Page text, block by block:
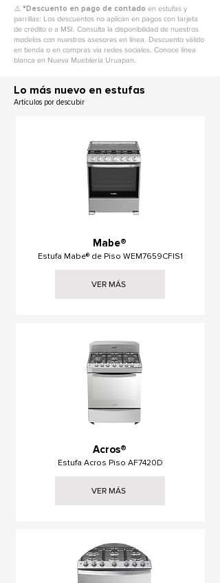
⚠️ *Descuento en pago de contado en estufas y
parrillas: Los descuentos no aplican en pagos con tarjeta
de crédito o a MSI. Consulta la disponibilidad de nuestros
modelos con nuestros asesores en línea. Descuento válido
en tienda o en compras vía redes sociales. Conoce línea
blanca en Nueva Mueblería Uruapan.
Lo más nuevo en estufas
Artículos por descubir
Mabe®
Estufa Mabe® de Piso WEM7659CFIS1
VER MÁS
Acros®
Estufa Acros Piso AF7420D
VER MÁS